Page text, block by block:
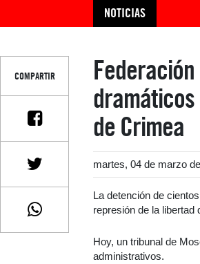
NOTICIAS
de Crimea
martes, 04 de marzo
COMPARTIR
La detención de
represión de la
Hoy, un tribunal de
administrativos.